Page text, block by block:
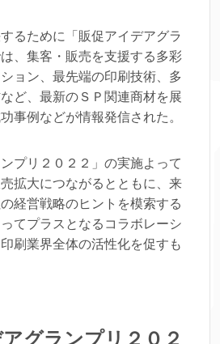
るために「販促アイデアグラ
、集客・販売を支援する多彩
ョン、最先端の印刷技術、多
ど、最新のＳＰ関連商材を展
事例などが情報発信された。
プリ２０２２」の実施よって
拡大につながるとともに、来
経営戦略のヒントを模索する
てプラスとなるコラボレーシ
刷業界全体の活性化を促すも
アグランプリ２０２